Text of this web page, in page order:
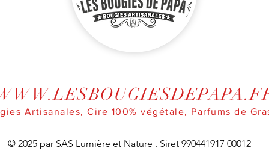
Artisanales, Cire 100% végétale, Parfums de
© 2025 par SAS Lumière et Nature . Siret 990441917 00012